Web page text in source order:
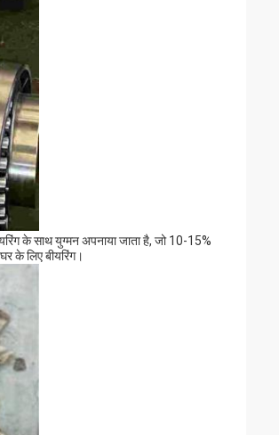
के साथ युग्मन अपनाया जाता है, जो 10-15%
के लिए बीयरिंग।